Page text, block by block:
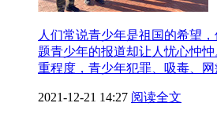
人们常说青少年是祖国的希望
题青少年的报道却让人忧心忡
重程度，青少年犯罪、吸毒、
2021-12-21 14:27 阅读全文